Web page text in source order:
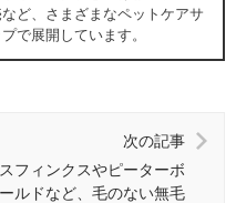
ど、さまざまなペットケアサ
で展開しています。
次の記事
スフィンクスやピーターボ
ールドなど、毛のない無毛